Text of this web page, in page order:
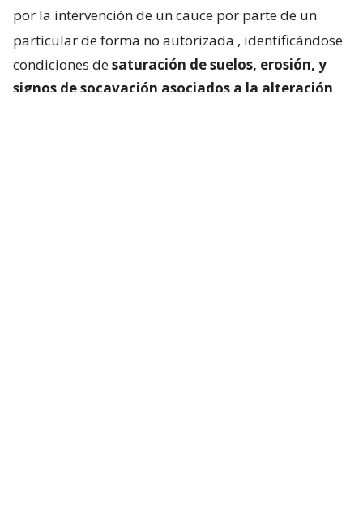
por la intervención de un cauce por parte de un
particular de forma no autorizada , identificándose
condiciones desaturación de suelos, erosión, y
signos de socavación asociados a la alteración